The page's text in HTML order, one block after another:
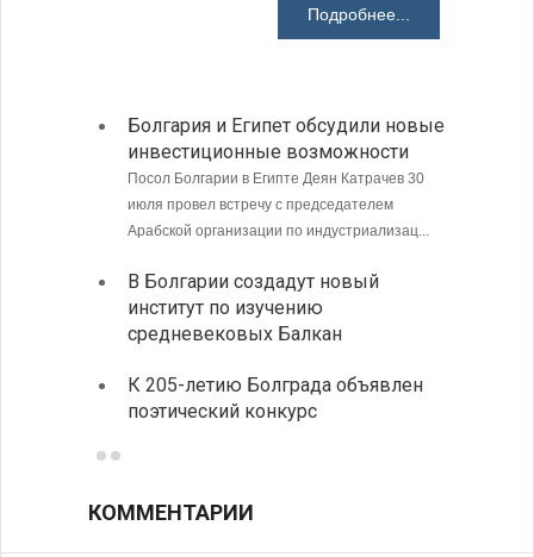
Подробнее...
Болгария и Египет обсудили новые
инвестиционные возможности
Посол Болгарии в Египте Деян Катрачев 30
июля провел встречу с председателем
Арабской организации по индустриализац...
В Болгарии создадут новый
институт по изучению
средневековых Балкан
К 205-летию Болграда объявлен
поэтический конкурс
КОММЕНТАРИИ